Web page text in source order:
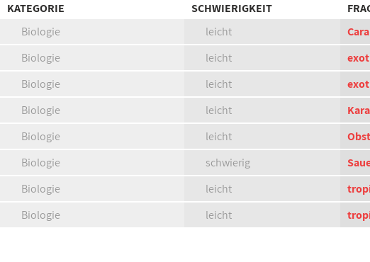
KATEGORIE SCHWIERIGKEIT
Biologie
leicht
Biologie
leicht
Biologie
leicht
Biologie
leicht
Biologie
leicht
Biologie
schwierig
Biologie
leicht
Biologie
leicht